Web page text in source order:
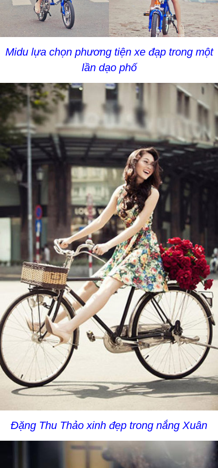
Midu lựa chọn phương tiện xe đạp trong một
lần dạo phố
Đặng Thu Thảo xinh đẹp trong nắng Xuân